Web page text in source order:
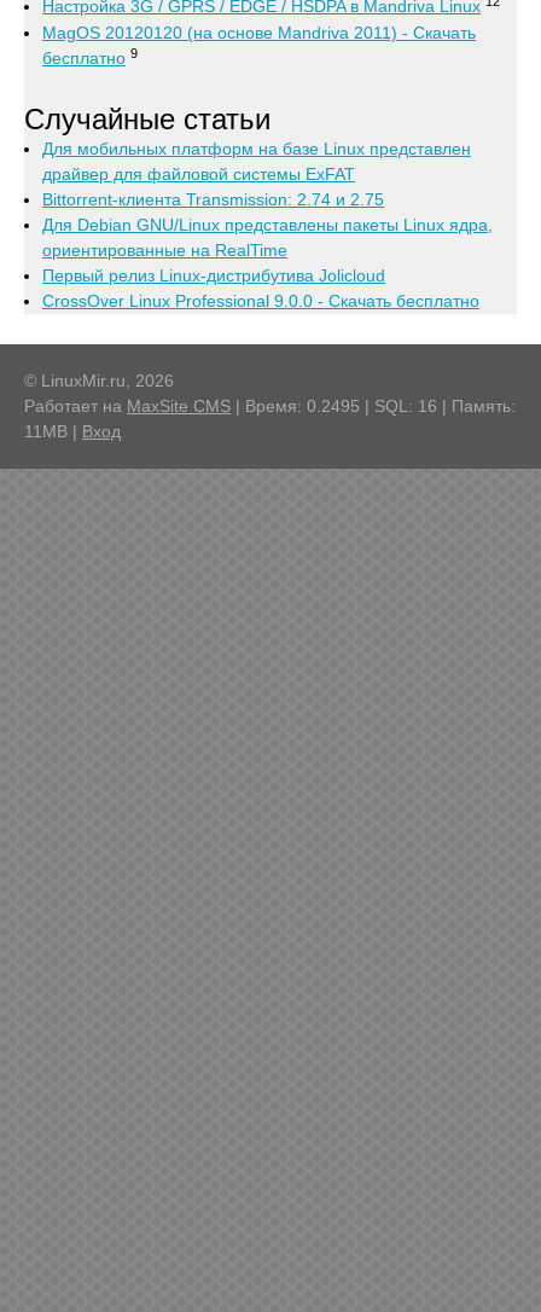
Настройка 3G / GPRS / EDGE / HSDPA в Mandriva Linux
MagOS 20120120 (на основе Mandriva 2011) - Скачать
бесплатно 9
Случайные статьи
Для мобильных платформ на базе Linux представлен
драйвер для файловой системы ExFAT
Bittorrent-клиента Transmission: 2.74 и 2.75
Для Debian GNU/Linux представлены пакеты Linux ядра,
ориентированные на RealTime
Первый релиз Linux-дистрибутива Jolicloud
CrossOver Linux Professional 9.0.0 - Скачать бесплатно
© LinuxMir.ru, 2026
Работает на MaxSite CMS | Время: 0.2495 | SQL: 16 | Память:
11MB | Вход